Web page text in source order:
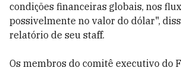
condições financeiras globais, nos
possivelmente no valor do dólar",
relatório de seu staff.
Os membros do comitê executivo do